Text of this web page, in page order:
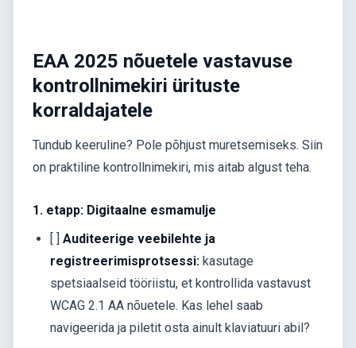
EAA 2025 nõuetele vastavuse
kontrollnimekiri ürituste
korraldajatele
Tundub keeruline? Pole põhjust muretsemiseks. Siin
on praktiline kontrollnimekiri, mis aitab algust teha.
1. etapp: Digitaalne esmamulje
[ ]Auditeerige veebilehte ja
registreerimisprotsessi: kasutage
spetsiaalseid tööriistu, et kontrollida vastavust
WCAG 2.1 AA nõuetele. Kas lehel saab
navigeerida ja piletit osta ainult klaviatuuri abil?